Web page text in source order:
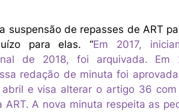
suspensão de repasses de ART
para elas. “Em 2017,
de 2018, foi arquivada. Em
redação de minuta foi
e visa alterar o artigo 36
A nova minuta respeita as